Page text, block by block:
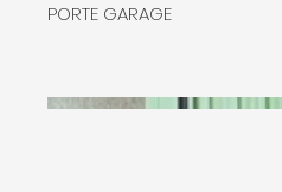
PORTE GARAGE